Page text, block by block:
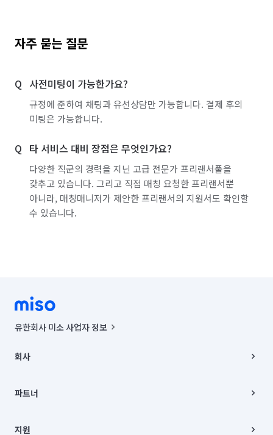
자주 묻는 질문
사전미팅이 가능한가요?
규정에 준하여 채팅과 유선상담만 가능합니다. 결제 후의
미팅은 가능합니다.
타 서비스 대비 장점은 무엇인가요?
다양한 직군의 경력을 지닌 고급 전문가 프리랜서풀을
갖추고 있습니다. 그리고 직접 매칭 요청한 프리랜서뿐
아니라, 매칭매니저가 제안한 프리랜서의 지원서도 확인할
수 있습니다.
유한회사 미소 사업자 정보
00019 |
주소 | 본사: 서울특별시 종로구 율곡로 6(중학동, 트윈트리빌딩) B동 5층
컨택센터 : 서울특별시 종로구 수송동 율곡로 24, 7층, 8층 미소
상품, 상품정보, 거래에 관한 의무와 책임은 거래당사자에게 있습니다.
회사
채용
파트너
이사
지원